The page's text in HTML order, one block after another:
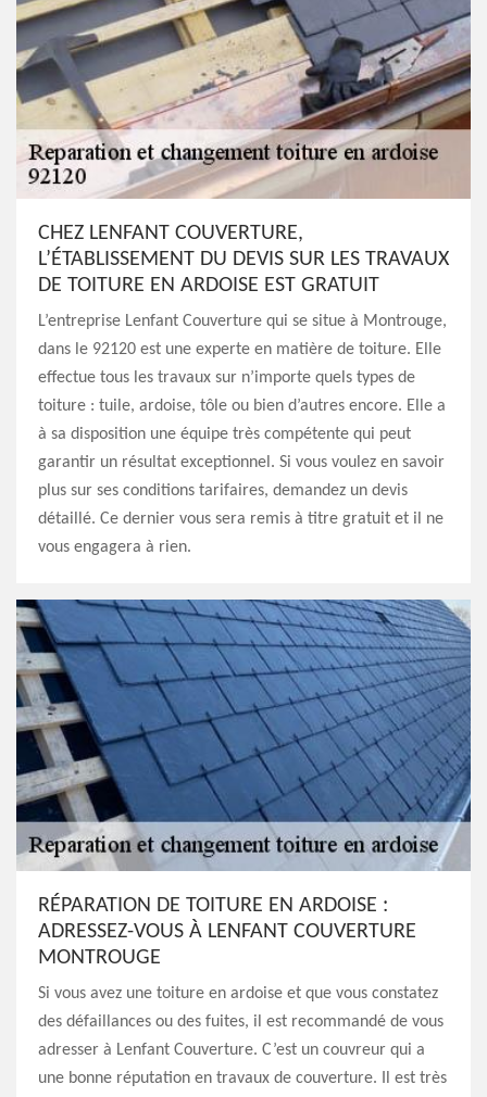
CHEZ LENFANT COUVERTURE,
L’ÉTABLISSEMENT DU DEVIS SUR LES TRAVAUX
DE TOITURE EN ARDOISE EST GRATUIT
L’entreprise Lenfant Couverture qui se situe à Montrouge,
dans le 92120 est une experte en matière de toiture. Elle
effectue tous les travaux sur n’importe quels types de
toiture : tuile, ardoise, tôle ou bien d’autres encore. Elle a
à sa disposition une équipe très compétente qui peut
garantir un résultat exceptionnel. Si vous voulez en savoir
plus sur ses conditions tarifaires, demandez un devis
détaillé. Ce dernier vous sera remis à titre gratuit et il ne
vous engagera à rien.
RÉPARATION DE TOITURE EN ARDOISE :
ADRESSEZ-VOUS À LENFANT COUVERTURE
MONTROUGE
Si vous avez une toiture en ardoise et que vous constatez
des défaillances ou des fuites, il est recommandé de vous
adresser à Lenfant Couverture. C’est un couvreur qui a
une bonne réputation en travaux de couverture. Il est très